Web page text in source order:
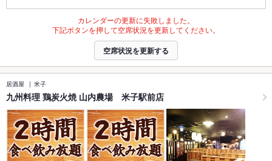
カレンダーの更新に失敗しました。
下記ボタンを押して空席状況を更新してください。
空席状況を更新する
居酒屋 米子
九州料理 鶏炭火焼 山内農場 米子駅前店